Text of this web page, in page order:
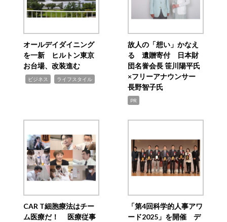
オールデイダイニング
を一新 ヒルトン東京
お台場、改装進む
ビジネス ライフスタイル
故人の「想い」かなえ
る 遺贈寄付 日本財
団名誉会長 笹川陽平氏
×フリーアナウンサー
長野智子氏
PR
CAR T細胞療法はチー
ム医療だ！ 医療従事
「第4回科学的人事アワ
ード2025」を開催 デ